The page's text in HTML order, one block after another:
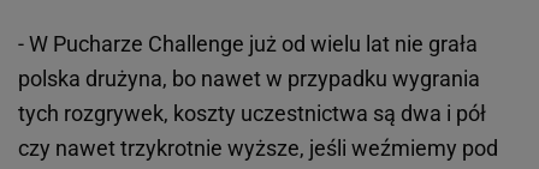
- W Pucharze Challenge już od wielu lat nie grała
polska drużyna, bo nawet w przypadku wygrania
tych rozgrywek, koszty uczestnictwa są dwa i pół
czy nawet trzykrotnie wyższe, jeśli weźmiemy pod